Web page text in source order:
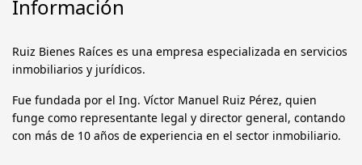
Información
Ruiz Bienes Raíces es una empresa especializada en servicios
inmobiliarios y jurídicos.
Fue fundada por el Ing. Víctor Manuel Ruiz Pérez, quien
funge como representante legal y director general, contando
con más de 10 años de experiencia en el sector inmobiliario.